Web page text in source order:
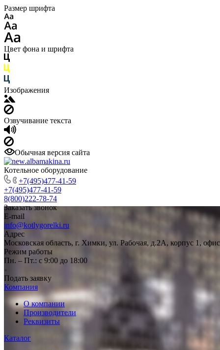
Размер шрифта
Цвет фона и шрифта
Изображения
Озвучивание текста
Обычная версия сайта
Котельное оборудование
+7(495)477-41-59
+7(495)477-41-59
8(800)222-78-74
Заказать звонок
E-mail
info@kotlygorelki.ru
Адрес
Московская область, г. Химки, ул. Рабочая, д.2А, корпус 1,
Режим работы
Пн. – Пт.: с 9:00 до 18:00
Подать заявку
Компания
О компании
Производители
Реквизиты
Каталог